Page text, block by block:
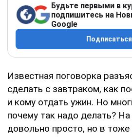
Будьте первыми в
подпишитесь на
Google
Подписаться
Известная поговорка
сделать с завтраком, как
и кому отдать ужин. Но
почему так надо делать?
довольно просто, но в